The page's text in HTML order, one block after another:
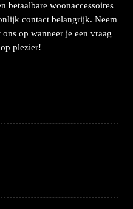
betaalbare woonaccessoires
contact belangrijk. Neem
op wanneer je een vraag
plezier!